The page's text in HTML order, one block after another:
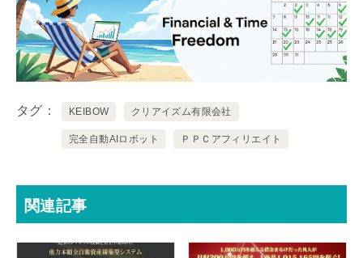
タグ KEIBOW クリアイズム有限会社
完全自動AIロボット ＰＰＣアフィリエイト
関連記事